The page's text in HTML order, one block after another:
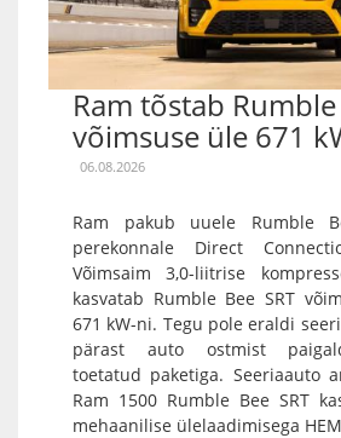
Ram tõstab Rumble
võimsuse üle 671
06.08.2026
Ram pakub uuele Rumble
perekonnale Direct
Võimsaim 3,0-liitrise
kasvatab Rumble Bee SRT
671 kW-ni. Tegu pole eraldi
pärast auto ostmist
toetatud paketiga. Seeriaauto
Ram 1500 Rumble Bee SRT
mehaanilise ülelaadimisega